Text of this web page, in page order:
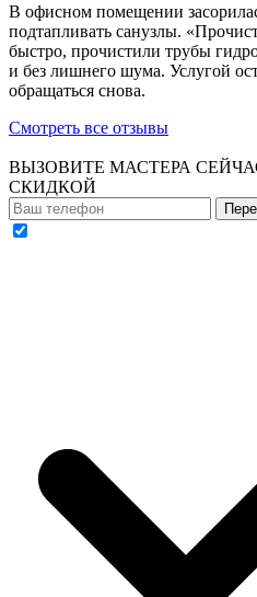
В офисном помещении
подтапливать санузлы.
быстро, прочистили трубы
и без лишнего шума. Услугой
обращаться снова.
Смотреть все отзывы
ВЫЗОВИТЕ МАСТЕРА
СКИДКОЙ